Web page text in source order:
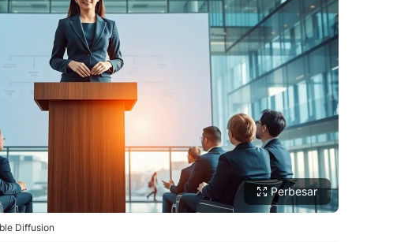
Perbesar
Diffusion